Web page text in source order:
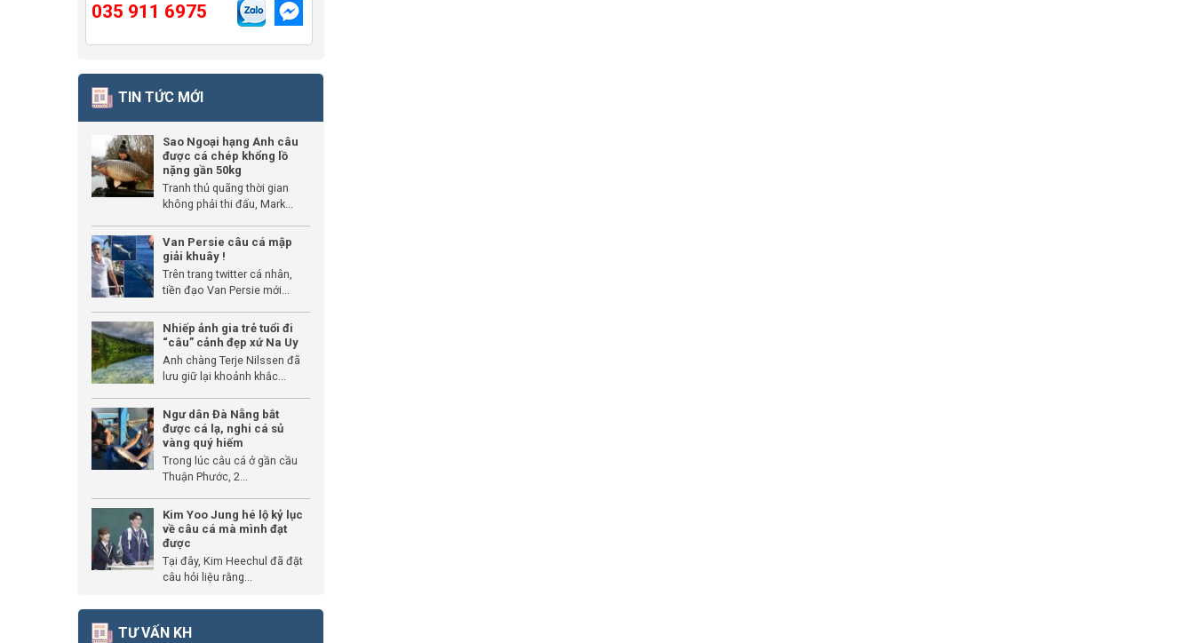
035 911 6975
TIN TỨC MỚI
Sao Ngoại hạng Anh câu
được cá chép khổng lồ
nặng gần 50kg
Tranh thủ quãng thời gian
không phải thi đấu, Mark...
Van Persie câu cá mập
giải khuây !
Trên trang twitter cá nhân,
tiền đạo Van Persie mới...
Nhiếp ảnh gia trẻ tuổi đi
“câu” cảnh đẹp xứ Na Uy
Anh chàng Terje Nilssen đã
lưu giữ lại khoảnh khắc...
Ngư dân Đà Nẵng bắt
được cá lạ, nghi cá sủ
vàng quý hiếm
Trong lúc câu cá ở gần cầu
Thuận Phước, 2...
Kim Yoo Jung hé lộ kỷ lục
về câu cá mà mình đạt
được
Tại đây, Kim Heechul đã đặt
câu hỏi liệu rằng...
TƯ VẤN KH